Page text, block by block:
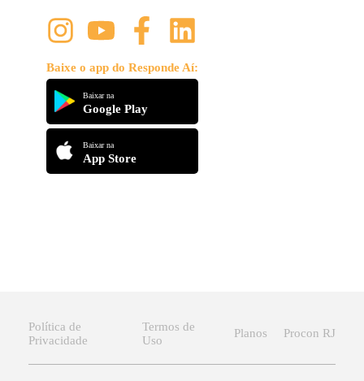
Baixe o app do Responde Aí:
Baixar na
Google Play
Baixar na
App Store
Política de
Privacidade
Termos de
Uso
Planos Procon RJ